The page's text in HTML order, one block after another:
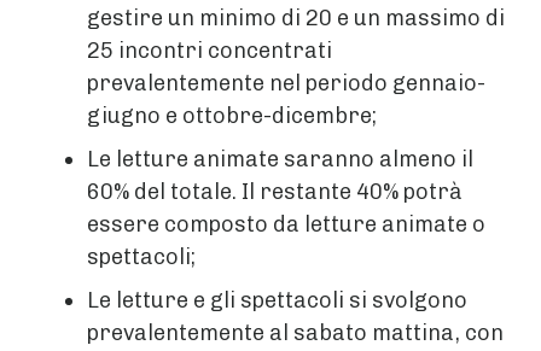
gestire un minimo di 20 e un massimo di
25 incontri concentrati
prevalentemente nel periodo gennaio-
giugno e ottobre-dicembre;
Le letture animate saranno almeno il
60% del totale. Il restante 40% potrà
essere composto da letture animate o
spettacoli;
Le letture e gli spettacoli si svolgono
prevalentemente al sabato mattina, con